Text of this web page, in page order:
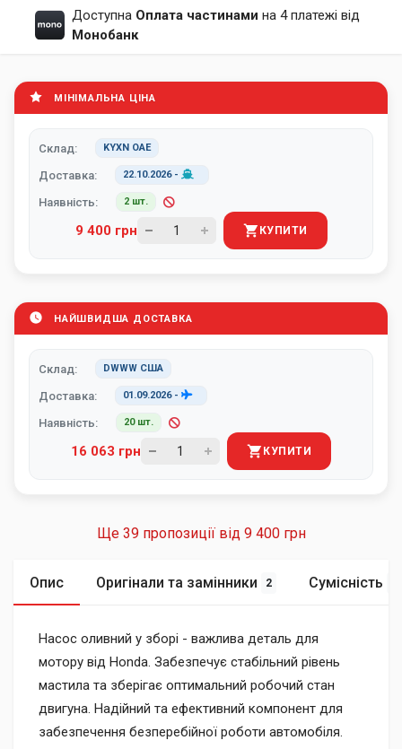
Доступна Оплата частинами на 4 платежі від
Монобанк
МІНІМАЛЬНА ЦІНА
Склад: KYXN ОАЕ
Доставка: 22.10.2026-
Наявність: 2 шт.
9 400 грн КУПИТИ
НАЙШВИДША ДОСТАВКА
Склад: DWWW США
Доставка: 01.09.2026-
Наявність: 20 шт.
16 063 грн КУПИТИ
Ще 39 пропозиції від 9 400 грн
Опис Оригінали та замінники 2 Сумісність
Насос оливний у зборі - важлива деталь для
мотору від Honda. Забезпечує стабільний рівень
мастила та зберігає оптимальний робочий стан
двигуна. Надійний та ефективний компонент для
забезпечення безперебійної роботи автомобіля.